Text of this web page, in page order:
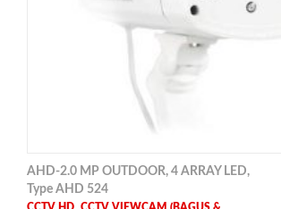
AHD-2.0 MP OUTDOOR, 4 ARRAY LED,
Type AHD 524
CCTV HD CCTV VIEWCAM (BAGUS &